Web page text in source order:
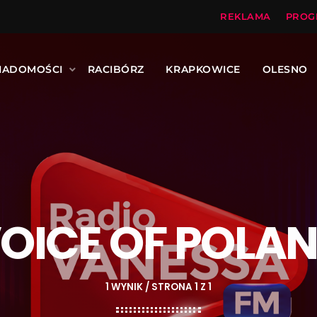
REKLAMA
RACIBÓRZ KRAPKOWICE OLESNO
OF
1 WYNIK / STRONA 1 Z 1